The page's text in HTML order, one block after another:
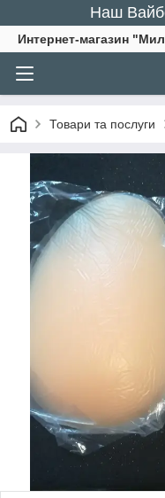
Наш
Интернет-магазин
Товари та послуги